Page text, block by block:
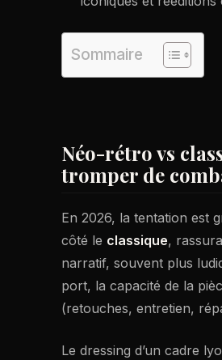
Sommaire
Néo-rétro vs
tromper de
En 2026, la tentation est
côté le classique,
narratif, souvent plus
port, la capacité de la
(retouches, entretien,
Le dressing d’un cadre